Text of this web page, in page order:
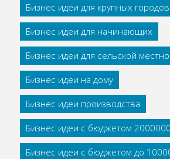
Бизнес идеи для крупных городов
Бизнес идеи для начинающих
Бизнес идеи для сельской
Бизнес идеи на дому
Бизнес идеи производства
Бизнес идеи с бюджетом
Бизнес идеи с бюджетом до